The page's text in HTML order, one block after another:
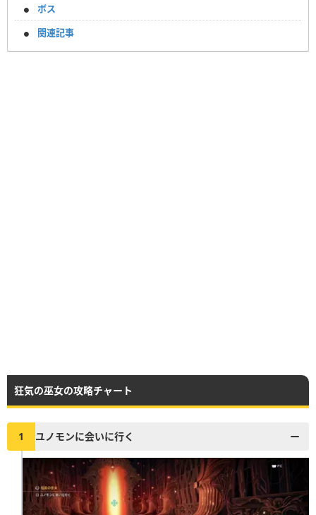
ボス
関連記事
狂気の巫女の攻略チャート
1 ユノモンに会いに行く